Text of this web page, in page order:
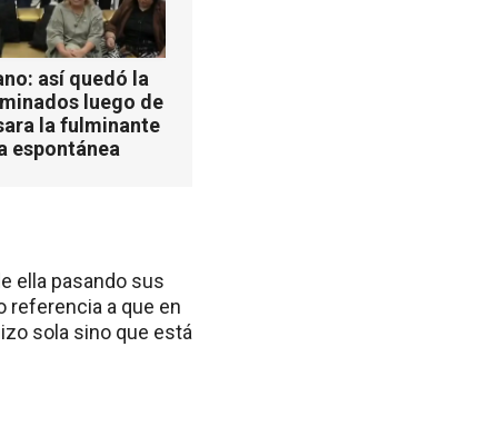
así quedó la
luego de
la fulminante
espontánea
ella pasando sus
referencia a que en
sola sino que está